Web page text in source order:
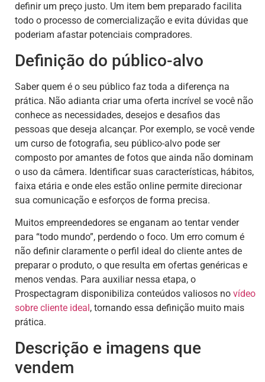
definir um preço justo. Um item bem preparado facilita
todo o processo de comercialização e evita dúvidas que
poderiam afastar potenciais compradores.
Definição do público-alvo
Saber quem é o seu público faz toda a diferença na
prática. Não adianta criar uma oferta incrível se você não
conhece as necessidades, desejos e desafios das
pessoas que deseja alcançar. Por exemplo, se você vende
um curso de fotografia, seu público-alvo pode ser
composto por amantes de fotos que ainda não dominam
o uso da câmera. Identificar suas características, hábitos,
faixa etária e onde eles estão online permite direcionar
sua comunicação e esforços de forma precisa.
Muitos empreendedores se enganam ao tentar vender
para “todo mundo”, perdendo o foco. Um erro comum é
não definir claramente o perfil ideal do cliente antes de
preparar o produto, o que resulta em ofertas genéricas e
menos vendas. Para auxiliar nessa etapa, o
Prospectagram disponibiliza conteúdos valiosos no vídeo
sobre cliente ideal , tornando essa definição muito mais
prática.
Descrição e imagens que
vendem